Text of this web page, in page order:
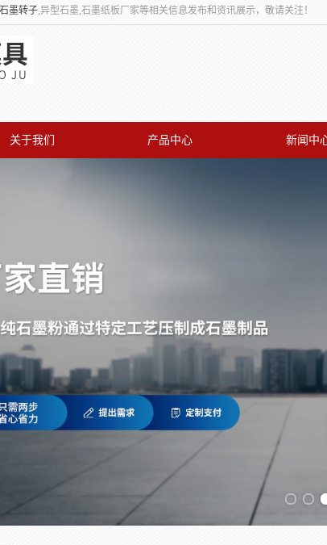
石墨转子,异型石墨,石墨纸板厂家等相关信息发布和资讯展示，敬请关注！
关于我们 产品中心 新闻中